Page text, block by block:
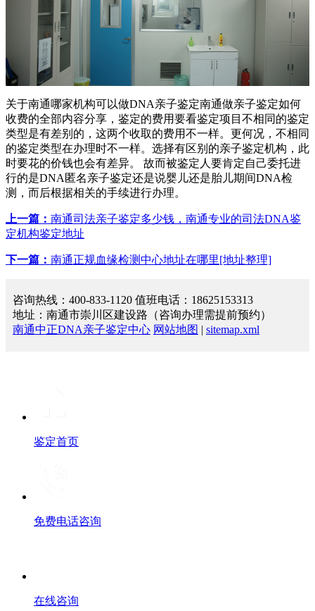
关于南通哪家机构可以做DNA亲子鉴定南通做亲子鉴定如何
收费的全部内容分享，鉴定的费用要看鉴定项目不相同的鉴定
类型是有差别的，这两个收取的费用不一样。更何况，不相同
的鉴定类型在办理时不一样。选择有区别的亲子鉴定机构，此
时要花的价钱也会有差异。 故而被鉴定人要肯定自己委托进
行的是DNA匿名亲子鉴定还是说婴儿还是胎儿期间DNA检
测，而后根据相关的手续进行办理。
上一篇： 南通司法亲子鉴定多少钱，南通专业的司法DNA鉴
定机构鉴定地址
下一篇： 南通正规血缘检测中心地址在哪里[地址整理]
咨询热线：400-833-1120 值班电话：18625153313
地址：南通市崇川区建设路（咨询办理需提前预约）
南通中正DNA亲子鉴定中心 网站地图 | sitemap.xml
鉴定首页
免费电话咨询
在线咨询